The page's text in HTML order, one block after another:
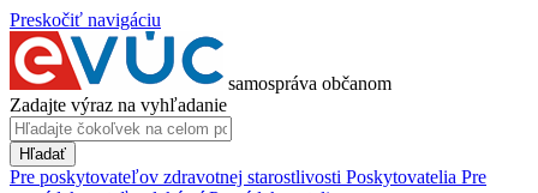
Preskočiť navigáciu
samospráva občanom
Zadajte výraz na vyhľadanie
Hľadať
Pre poskytovateľov zdravotnej starostlivosti Poskytovatelia Pre